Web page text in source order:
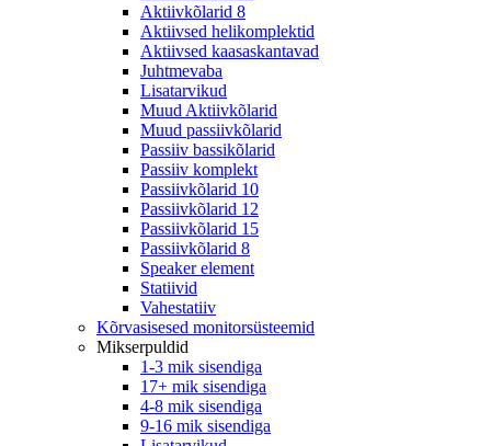
Aktiivkõlarid 8
Aktiivsed helikomplektid
Aktiivsed kaasaskantavad
Juhtmevaba
Lisatarvikud
Muud Aktiivkõlarid
Muud passiivkõlarid
Passiiv bassikõlarid
Passiiv komplekt
Passiivkõlarid 10
Passiivkõlarid 12
Passiivkõlarid 15
Passiivkõlarid 8
Speaker element
Statiivid
Vahestatiiv
Kõrvasisesed monitorsüsteemid
Mikserpuldid
1-3 mik sisendiga
17+ mik sisendiga
4-8 mik sisendiga
9-16 mik sisendiga